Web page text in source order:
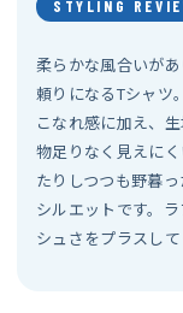
STYLING
柔らかな風合いが
頼りになるTシャツ
こなれ感に加え、
物足りなく見えに
たりしつつも野暮
シルエットです。
シュさをプラスして